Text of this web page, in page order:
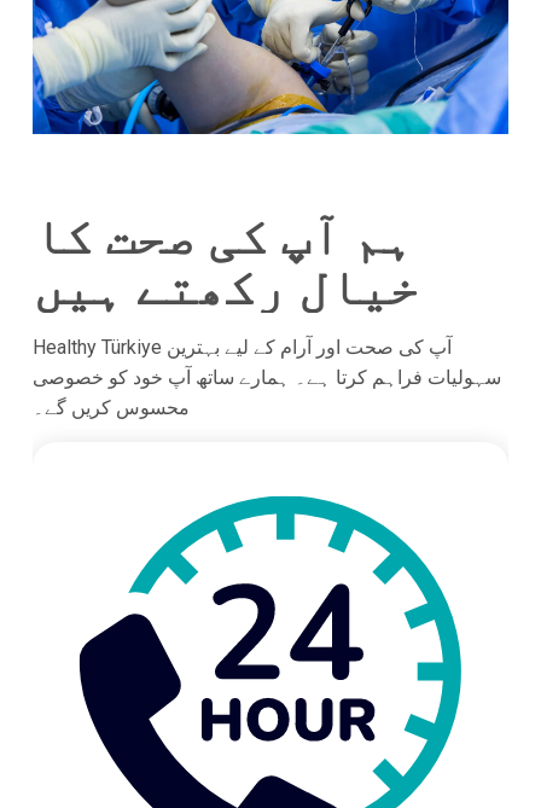
ہم آپ کی صحت کا
خیال رکھتے ہیں
Healthy Türkiye آپ کی صحت اور آرام کے لیے بہترین
سہولیات فراہم کرتا ہے۔ ہمارے ساتھ آپ خود کو خصوصی
محسوس کریں گے۔